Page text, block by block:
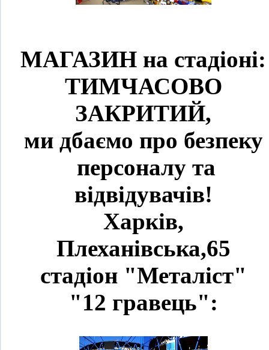
МАГАЗИН на стадіоні:
ТИМЧАСОВО
ЗАКРИТИЙ,
ми дбаємо про безпеку
персоналу та
відвідувачів!
Харків,
Плеханівська,65
стадіон "Металіст"
"12 гравець":